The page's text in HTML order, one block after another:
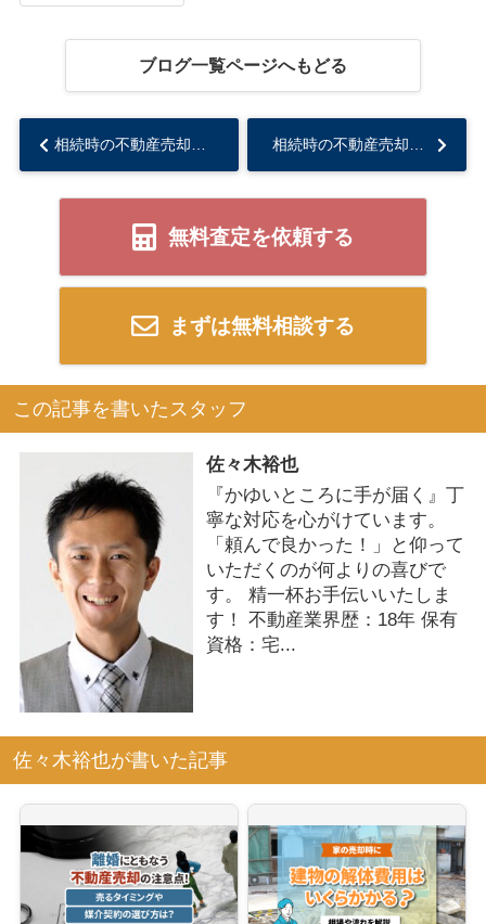
ブログ一覧ページへもどる
相続時の不動産売却の流れとは？手続きや税金について解説... 相続時の不動産売却の流れとは？手続きや税金について解説...
無料査定を依頼する
まずは無料相談する
この記事を書いたスタッフ
佐々木裕也
『かゆいところに手が届く』丁
寧な対応を心がけています。
「頼んで良かった！」と仰って
いただくのが何よりの喜びで
す。 精一杯お手伝いいたしま
す！ 不動産業界歴：18年 保有
資格：宅...
佐々木裕也が書いた記事